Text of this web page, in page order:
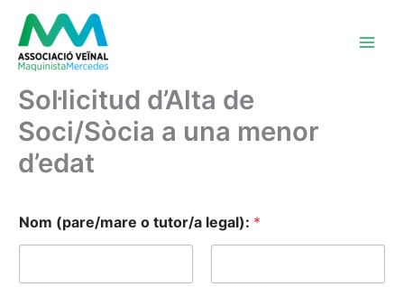
contingut
contingut
Sol·licitud d’Alta de
Soci/Sòcia a una menor
d’edat
Nom (pare/mare o tutor/a legal): *